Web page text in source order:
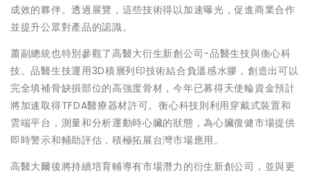
成效的夥伴。透過展覽，這些技術得以加速曝光，促進商業合作
並提升公眾對產品的認識。
蕭副總統也特別參觀了高醫大衍生新創公司-品醫生技與衡心科
技。品醫生技運用3D積層列印技術結合負溫感水膠，創造出可以
完全填補骨缺損部位的高強度骨材，今年已募得天使輪資金預計
將加速取得TFDA醫療器材許可。衡心科技則利用穿戴式裝置和
雲端平台，測量和分析運動時心臟的狀態，為心臟復健市場提供
即時警示和輔助評估，積極拓展台灣市場應用。
高醫大爾後將持續培育輔導有市場潛力的衍生新創公司，並與更